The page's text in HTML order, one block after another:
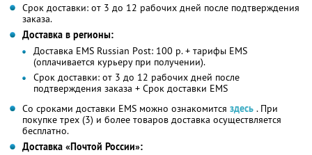
Срок доставки: от 3 до 12 рабочих дней после подтверждения
заказа.
Доставка в регионы:
Доставка EMS Russian Рost: 100 р. + тарифы EMS
(оплачивается курьеру при получении).
Срок доставки: от 3 до 12 рабочих дней после
подтверждения заказа + Срок доставки ЕMS
Со сроками доставки ЕMS можно ознакомится здесь . При
покупке трех (3) и более товаров доставка осуществляется
бесплатно.
Доставка «Почтой России»: